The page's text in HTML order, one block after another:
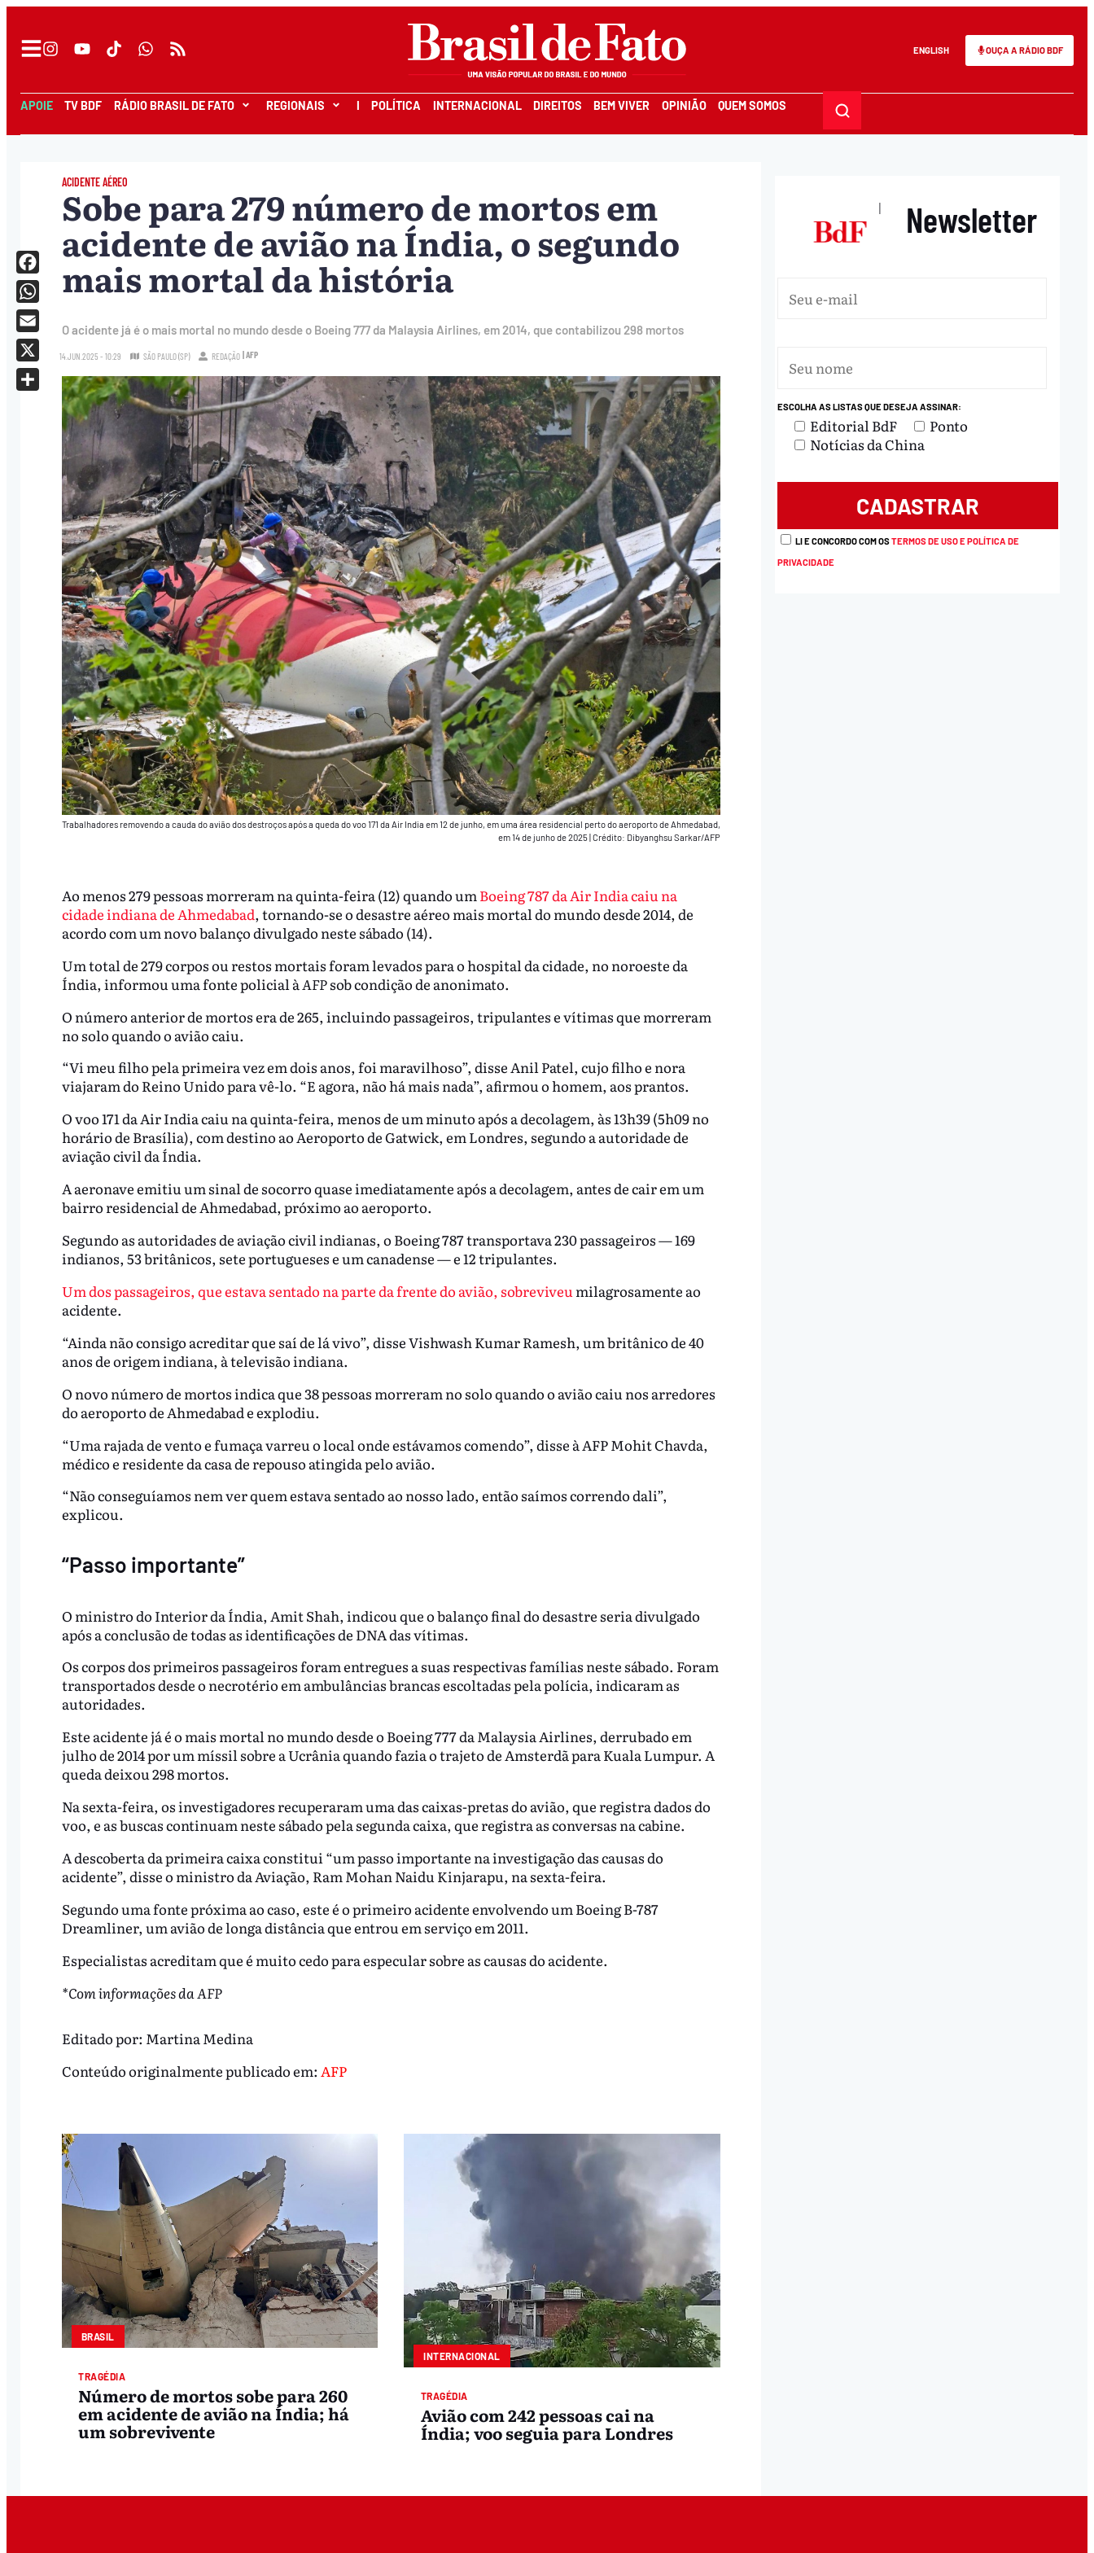
ENGLISH OUÇA A RÁDIO BDF
APOIE TV BDF RÁDIO BRASIL DE FATO REGIONAIS I POLÍTICA INTERNACIONAL DIREITOS BEM VIVER OPINIÃO QUEM SOMOS
ACIDENTE AÉREO
Sobe para 279 número de mortos em
acidente de avião na Índia, o segundo
mais mortal da história
O acidente já é o mais mortal no mundo desde o Boeing 777 da Malaysia Airlines, em 2014, que contabilizou 298 mortos
14.JUN.2025 - 10:29 SÃO PAULO (SP) REDAÇÃO | AFP
Trabalhadores removendo a cauda do avião dos destroços após a queda do voo 171 da Air India em 12 de junho, em uma área residencial perto do aeroporto de Ahmedabad,
em 14 de junho de 2025 Crédito: Dibyanghsu Sarkar/AFP
Ao menos 279 pessoas morreram na quinta-feira (12) quando um Boeing 787 da Air India caiu na
cidade indiana de Ahmedabad, tornando-se o desastre aéreo mais mortal do mundo desde 2014, de
acordo com um novo balanço divulgado neste sábado (14).
Um total de 279 corpos ou restos mortais foram levados para o hospital da cidade, no noroeste da
Índia, informou uma fonte policial à AFPsob condição de anonimato.
O número anterior de mortos era de 265, incluindo passageiros, tripulantes e vítimas que morreram
no solo quando o avião caiu.
“Vi meu filho pela primeira vez em dois anos, foi maravilhoso”, disse Anil Patel, cujo filho e nora
viajaram do Reino Unido para vê-lo. “E agora, não há mais nada”, afirmou o homem, aos prantos.
O voo 171 da Air India caiu na quinta-feira, menos de um minuto após a decolagem, às 13h39 (5h09 no
horário de Brasília), com destino ao Aeroporto de Gatwick, em Londres, segundo a autoridade de
aviação civil da Índia.
A aeronave emitiu um sinal de socorro quase imediatamente após a decolagem, antes de cair em um
bairro residencial de Ahmedabad, próximo ao aeroporto.
Segundo as autoridades de aviação civil indianas, o Boeing 787 transportava 230 passageiros — 169
indianos, 53 britânicos, sete portugueses e um canadense — e 12 tripulantes.
Um dos passageiros, que estava sentado na parte da frente do avião, sobreviveu milagrosamente ao
acidente.
“Ainda não consigo acreditar que saí de lá vivo”, disse Vishwash Kumar Ramesh, um britânico de 40
anos de origem indiana, à televisão indiana.
O novo número de mortos indica que 38 pessoas morreram no solo quando o avião caiu nos arredores
do aeroporto de Ahmedabad e explodiu.
“Uma rajada de vento e fumaça varreu o local onde estávamos comendo”, disse à AFP Mohit Chavda,
médico e residente da casa de repouso atingida pelo avião.
“Não conseguíamos nem ver quem estava sentado ao nosso lado, então saímos correndo dali”,
explicou.
“Passo importante”
O ministro do Interior da Índia, Amit Shah, indicou que o balanço final do desastre seria divulgado
após a conclusão de todas as identificações de DNA das vítimas.
Os corpos dos primeiros passageiros foram entregues a suas respectivas famílias neste sábado. Foram
transportados desde o necrotério em ambulâncias brancas escoltadas pela polícia, indicaram as
autoridades.
Este acidente já é o mais mortal no mundo desde o Boeing 777 da Malaysia Airlines, derrubado em
julho de 2014 por um míssil sobre a Ucrânia quando fazia o trajeto de Amsterdã para Kuala Lumpur. A
queda deixou 298 mortos.
Na sexta-feira, os investigadores recuperaram uma das caixas-pretas do avião, que registra dados do
voo, e as buscas continuam neste sábado pela segunda caixa, que registra as conversas na cabine.
A descoberta da primeira caixa constitui “um passo importante na investigação das causas do
acidente”, disse o ministro da Aviação, Ram Mohan Naidu Kinjarapu, na sexta-feira.
Segundo uma fonte próxima ao caso, este é o primeiro acidente envolvendo um Boeing B-787
Dreamliner, um avião de longa distância que entrou em serviço em 2011.
Especialistas acreditam que é muito cedo para especular sobre as causas do acidente.
*Com informações da AFP
Facebook
WhatsApp
Email
X
Editado por: Martina Medina
Conteúdo originalmente publicado em: AFP
BRASIL
TRAGÉDIA
Número de mortos sobe para 260
em acidente de avião na Índia; há
um sobrevivente
INTERNACIONAL
TRAGÉDIA
Avião com 242 pessoas cai na
Índia; voo seguia para Londres
| Newsletter
ESCOLHA AS LISTAS QUE DESEJA ASSINAR:
Editorial BdF
Ponto
Notícias da China
LI E CONCORDO COM OSTERMOS DE USO E POLÍTICA DE
PRIVACIDADE